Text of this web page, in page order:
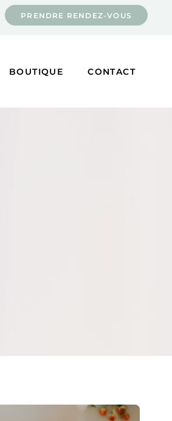
PRENDRE RENDEZ-VOUS
BOUTIQUE CONTACT